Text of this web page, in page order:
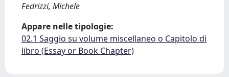
Fedrizzi, Michele
Appare nelle tipologie:
02.1 Saggio su volume miscellaneo o Capitolo di
libro (Essay or Book Chapter)